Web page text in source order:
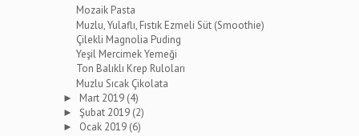
Mozaik Pasta
Muzlu, Yulaflı, Fıstık Ezmeli Süt (Smoothie)
Çilekli Magnolia Puding
Yeşil Mercimek Yemeği
Ton Balıklı Krep Ruloları
Muzlu Sıcak Çikolata
► Mart 2019 (4)
►Şubat 2019 (2)
► Ocak 2019 (6)